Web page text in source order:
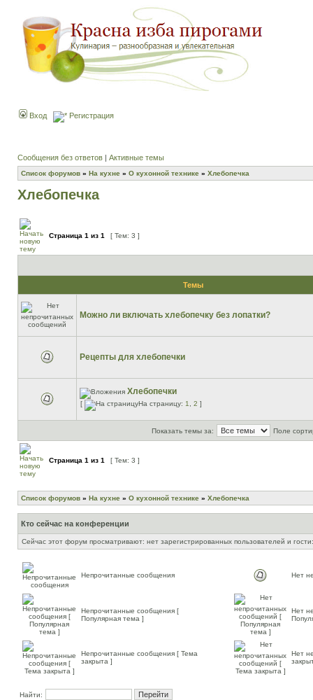
Вход Регистрация
Сообщения без ответов | Активные темы
Список форумов » На кухне » О кухонной технике » Хлебопечка
Хлебопечка
Страница 1 из 1 [ Тем: 3 ]
Темы
Можно ли включать хлебопечку без лопатки?
Рецепты для хлебопечки
Хлебопечки
[ На страницу: 1 2 ]
Показать темы за: Поле
Страница 1 из 1 [ Тем: 3 ]
Список форумов » На кухне » О кухонной технике » Хлебопечка
Кто сейчас на конференции
Сейчас этот форум просматривают: нет зарегистрированных пользователей и
Непрочитанные сообщения Нет
Непрочитанные сообщения [
Популярная тема ]
Нет
Непрочитанные сообщения [ Тема
закрыта ]
Нет
Найти: